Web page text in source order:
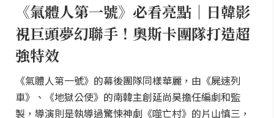
《氣體人第一號》必看亮點｜日韓影
視巨頭夢幻聯手！奧斯卡團隊打造超
強特效
《氣體人第一號》的幕後團隊同樣華麗，由《屍速列
車》、《地獄公使》的南韓主創延尚昊擔任編劇和監
製，導演則是執導過驚悚神劇《噬亡村》的片山慎三，